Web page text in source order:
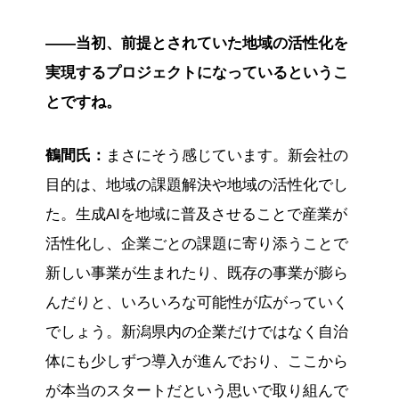
――当初、前提とされていた地域の活性化を
実現するプロジェクトになっているというこ
とですね。
鶴間氏： まさにそう感じています。新会社の
目的は、地域の課題解決や地域の活性化でし
た。生成AIを地域に普及させることで産業が
活性化し、企業ごとの課題に寄り添うことで
新しい事業が生まれたり、既存の事業が膨ら
んだりと、いろいろな可能性が広がっていく
でしょう。新潟県内の企業だけではなく自治
体にも少しずつ導入が進んでおり、ここから
が本当のスタートだという思いで取り組んで